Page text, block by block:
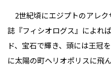
2世紀頃にエジプトのアレ
誌『フィシオログス』によれ
ド、宝石で輝き、頭には王冠
に太陽の町ヘリオポリスに飛